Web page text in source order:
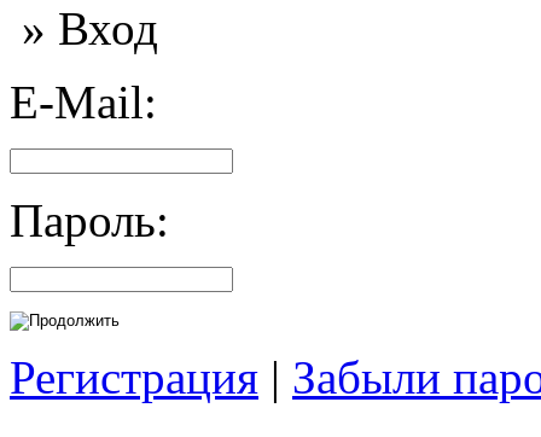
» Вход
E-Mail:
Пароль:
Регистрация | Забыли